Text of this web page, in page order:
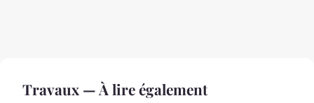
Travaux — À lire également